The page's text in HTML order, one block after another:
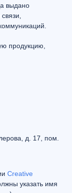
выдано
продукцию,
д. 17, пом.
Creative
указать имя